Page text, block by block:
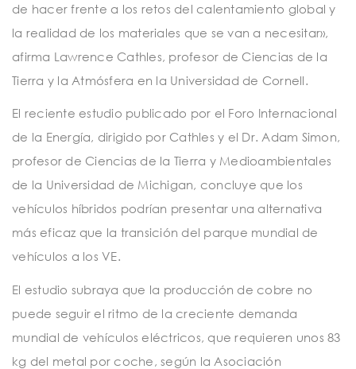
de hacer frente a los retos del calentamiento global y
la realidad de los materiales que se van a necesitar»,
afirma Lawrence Cathles, profesor de Ciencias de la
Tierra y la Atmósfera en la Universidad de Cornell.
El reciente estudio publicado por el Foro Internacional
de la Energía, dirigido por Cathles y el Dr. Adam Simon,
profesor de Ciencias de la Tierra y Medioambientales
de la Universidad de Michigan, concluye que los
vehículos híbridos podrían presentar una alternativa
más eficaz que la transición del parque mundial de
vehículos a los VE.
El estudio subraya que la producción de cobre no
puede seguir el ritmo de la creciente demanda
mundial de vehículos eléctricos, que requieren unos 83
kg del metal por coche, según la Asociación